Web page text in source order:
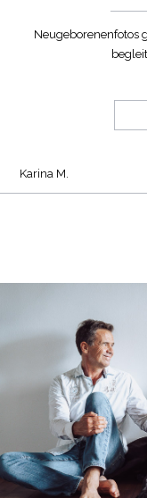
Neugeborenenfotos
Karina M.